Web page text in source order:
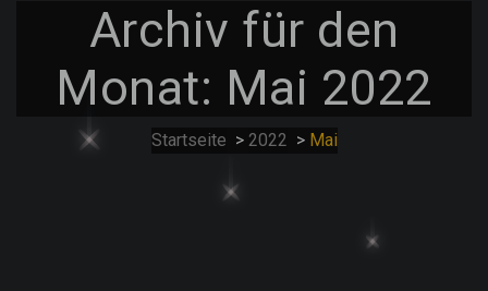
Archiv für den
Monat: Mai 2022
Startseite > 2022 > Mai